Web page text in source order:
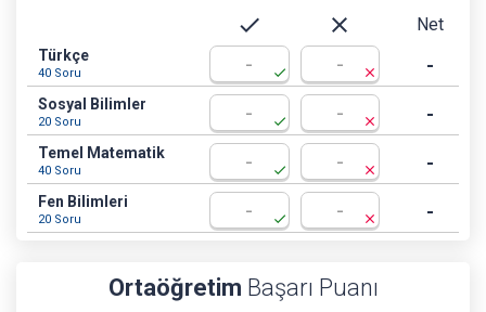
check close Net
Türkçe
40 Soru check close -
Sosyal Bilimler
20 Soru check close -
Temel Matematik
40 Soru check close -
Fen Bilimleri
20 Soru check close -
Ortaöğretim Başarı Puanı